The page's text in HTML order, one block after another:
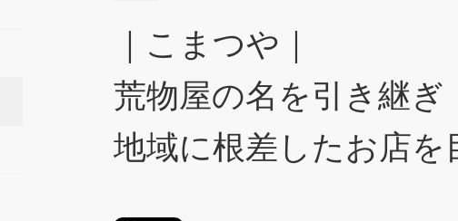
｜こまつや｜
荒物屋の名を引き継ぎ
地域に根差したお店を